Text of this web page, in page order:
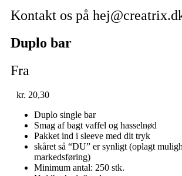
Kontakt os på
Duplo bar
Fra
kr. 20,30
Duplo single bar
Smag af bagt vaffel og hasselnød
Pakket ind i sleeve med dit tryk
skåret så “DU” er synligt (oplagt
markedsføring)
Minimum antal: 250 stk.